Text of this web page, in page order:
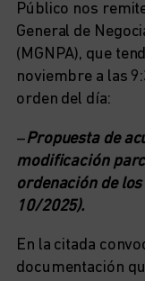
Público nos
General de
(MGNPA), que
noviembre a las
orden del día:
–Propuesta de
modificación
ordenación de
10/2025).
En la citada
documentación